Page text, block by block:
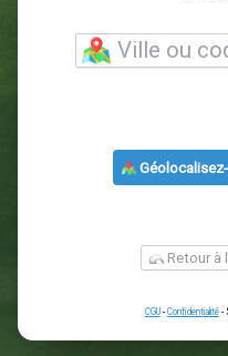
Entrez le